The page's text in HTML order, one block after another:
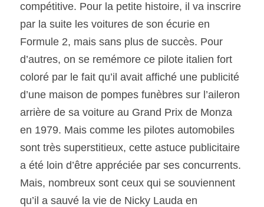
compétitive. Pour la petite histoire, il va inscrire
par la suite les voitures de son écurie en
Formule 2, mais sans plus de succès. Pour
d’autres, on se remémore ce pilote italien fort
coloré par le fait qu’il avait affiché une publicité
d’une maison de pompes funèbres sur l’aileron
arrière de sa voiture au Grand Prix de Monza
en 1979. Mais comme les pilotes automobiles
sont très superstitieux, cette astuce publicitaire
a été loin d’être appréciée par ses concurrents.
Mais, nombreux sont ceux qui se souviennent
qu’il a sauvé la vie de Nicky Lauda en